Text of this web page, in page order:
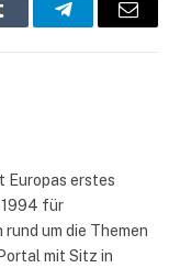
TelegramE-
Europas erstes
1994 für
um die Themen
mit Sitz in